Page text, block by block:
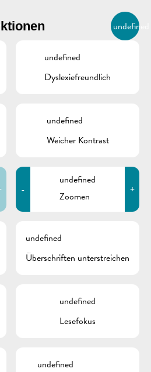
DE
BIERGER.REMICH.LU
undefined
undefined
Dyslexiefreundlich
undefined
Weicher Kontrast
-
undefined
Zoomen
+
undefined
Überschriften unterstreichen
undefined
Lesefokus
undefined